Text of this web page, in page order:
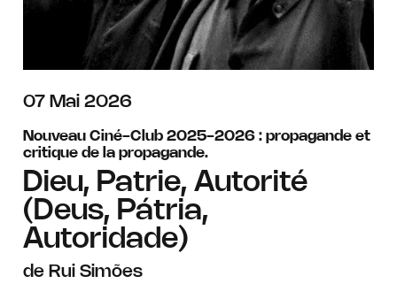
07 mai
Mai 2026
Nouveau Ciné-Club 2025-2026 : propagande et
critique de la propagande.
Dieu, Patrie, Autorité
(Deus, Pátria,
Autoridade)
de Rui Simões